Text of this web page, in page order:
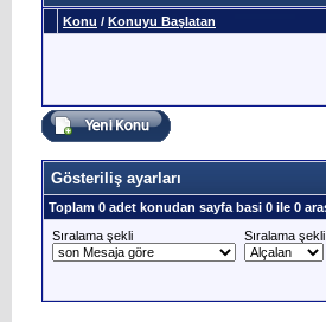
Konu / Konuyu Başlatan
Gösteriliş ayarları
Toplam 0 adet konudan sayfa basi 0 ile 0
Sıralama şekli
Sıralama şekli